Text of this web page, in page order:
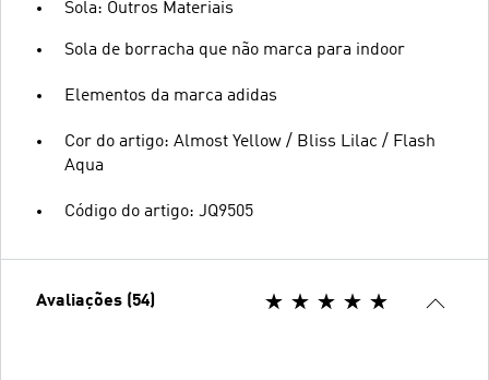
Sola: Outros Materiais
Sola de borracha que não marca para indoor
Elementos da marca adidas
Cor do artigo: Almost Yellow / Bliss Lilac / Flash
Aqua
Código do artigo: JQ9505
Avaliações (54)